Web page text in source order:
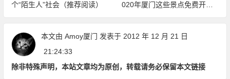
个“陌生人”社会（推荐阅读）
020年厦门这些景点免费开放
（持续更新中）
本文由 Amoy厦门 发表于 2012 年 12 月 21 日
21:24:33
除非特殊声明，本站文章均为原创，转载请务必保留本文链接